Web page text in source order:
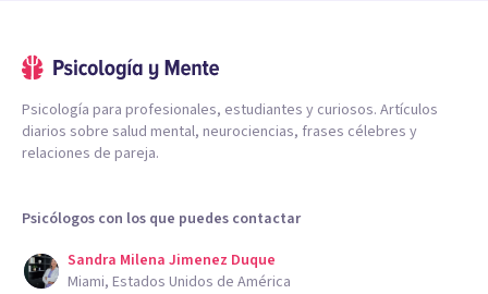
Psicología para profesionales, estudiantes y curiosos. Artículos
diarios sobre salud mental, neurociencias, frases célebres y
relaciones de pareja.
Psicólogos con los que puedes contactar
Sandra Milena Jimenez Duque
Miami, Estados Unidos de América